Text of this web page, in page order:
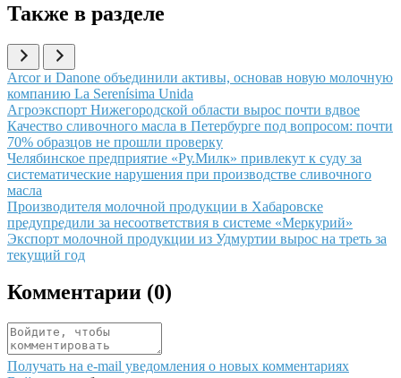
Также в разделе
Иллюстрация новости
Arcor и Danone объединили активы, основав новую молочную
компанию La Serenísima Unida
Иллюстрация новости
Агроэкспорт Нижегородской области вырос почти вдвое
Иллюстрация новости
Качество сливочного масла в Петербурге под вопросом: почти
70% образцов не прошли проверку
Иллюстрация новости
Челябинское предприятие «Ру.Милк» привлекут к суду за
систематические нарушения при производстве сливочного
масла
Иллюстрация новости
Производителя молочной продукции в Хабаровске
предупредили за несоответствия в системе «Меркурий»
Иллюстрация новости
Экспорт молочной продукции из Удмуртии вырос на треть за
текущий год
Комментарии (0)
Получать на e‑mail уведомления о новых комментариях